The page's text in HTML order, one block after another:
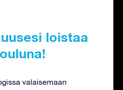
loistaa
valaisemaan